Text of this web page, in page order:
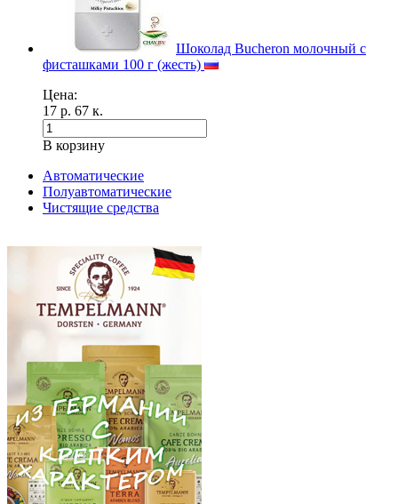
Шоколад Bucheron молочный с
фисташками 100 г (жесть)
Цена:
17 р. 67 к.
В корзину
Автоматические
Полуавтоматические
Чистящие средства